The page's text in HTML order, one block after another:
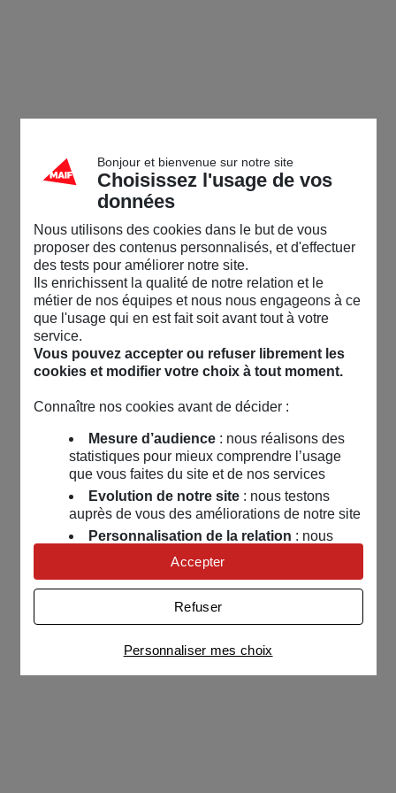
Bonjour et bienvenue sur notre site
Choisissez l'usage de vos
données
Nous utilisons des cookies dans le but de vous
proposer des contenus personnalisés, et d'effectuer
des tests pour améliorer notre site.
Ils enrichissent la qualité de notre relation et le
métier de nos équipes et nous nous engageons à ce
que l'usage qui en est fait soit avant tout à votre
service.
Vous pouvez accepter ou refuser librement les
cookies et modifier votre choix à tout moment.
Connaître nos cookies avant de décider :
Mesure d’audience: nous réalisons des
statistiques pour mieux comprendre l’usage
que vous faites du site et de nos services
Evolution de notre site: nous testons
auprès de vous des améliorations de notre site
Personnalisation de la relation : nous
nous servons de cookies pour adapter nos
contenus et personnaliser nos offres
Univers publicitaire: nous utilisons avec
nos partenaires des cookies pour afficher des
publicités personnalisées
Connaître notre politique cookies et la liste de nos
partenaires
Personnaliser mes choix
Refuser
Accepter